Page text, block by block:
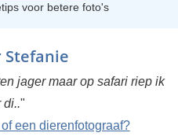
voor betere foto's
Stefanie
jager maar op safari riep ik
di.."
een dierenfotograaf?